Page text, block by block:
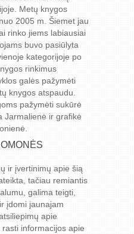
Metų knygos
2005 m. Šiemet jau
rinko jiems labiausiai
buvo pasiūlyta
kategorijoje po
rinkimus
galės pažymėti
knygos atspaudu.
pažymėti sukūrė
Jarmalienė ir grafikė
ir įvertinimų apie šią
tačiau remiantis
galima teigti,
įdomi jaunajam
apie
informacijos apie